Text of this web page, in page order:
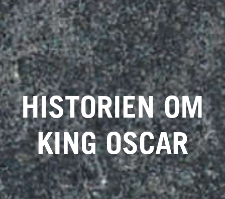
HISTORIEN OM
KING OSCAR